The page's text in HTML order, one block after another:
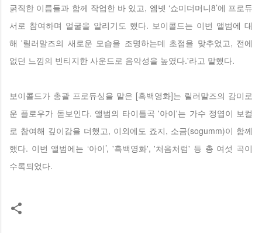
굵직한 이름들과 함께 작업한 바 있고, 엠넷 ‘쇼미더머니8’에 프로듀
서로 참여하며 얼굴을 알리기도 했다. 보이콜드는 이번 앨범에 대
해 '릴러말즈의 새로운 모습을 조명하는데 초점을 맞추었고, 전에
없던 느낌의 빈티지한 사운드로 음악성을 높였다.'라고 말했다.
보이콜드가 총괄 프로듀싱을 맡은 [흑백영화]는 릴러말즈의 감미로
운 플로우가 돋보인다. 앨범의 타이틀곡 '아이'는 가수 정엽이 보컬
로 참여해 깊이감을 더했고, 이외에도 죠지, 소금(sogumm)이 함께
했다. 이번 앨범에는 ‘아이’, '흑백영화', '처음처럼' 등 총 여섯 곡이
수록되었다.